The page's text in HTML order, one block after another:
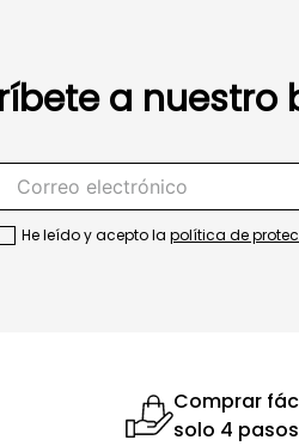
a
He leído y acepto la política de
Comprar
solo 4 pasos